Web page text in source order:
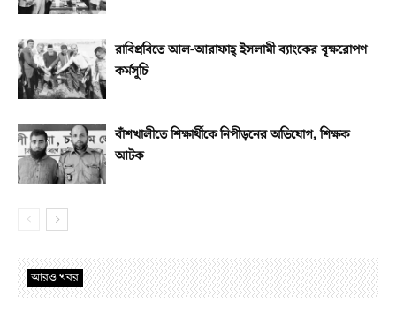
রাবিপ্রবিতে আল-আরাফাহ্‌ ইসলামী ব্যাংকের বৃক্ষরোপণ
কর্মসূচি
বাঁশখালীতে শিক্ষার্থীকে নিপীড়নের অভিযোগ, শিক্ষক
আটক
আরও খবর